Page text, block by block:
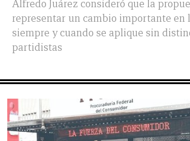
Alfredo Juárez consideró que la
representar un cambio importante en
siempre y cuando se aplique sin
partidistas